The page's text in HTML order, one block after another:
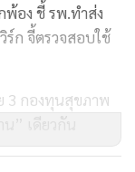
พ้อง ชี้ รพ.ทำส่ง
ร์ก จี้ตรวจสอบใช้
3 กองทุนสุขภาพ
” เดียวกัน